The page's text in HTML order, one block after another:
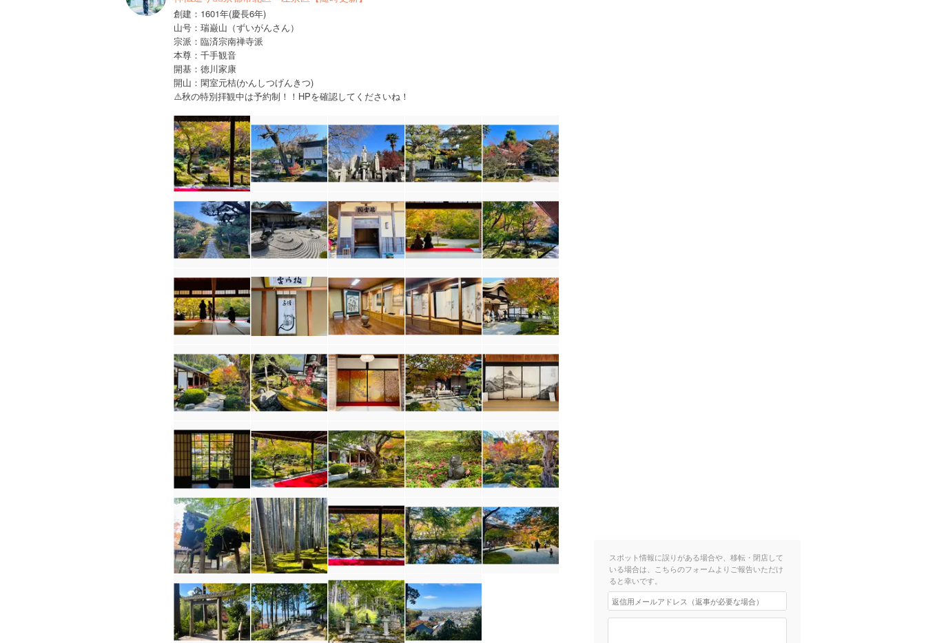
創建：1601年(慶長6年)
山号：瑞巌山（ずいがんさん）
宗派：臨済宗南禅寺派
本尊：千手観音
開基：徳川家康
開山：閑室元桔(かんしつげんきつ)
⚠️秋の特別拝観中は予約制！！HPを確認してくださいね！
スポット情報に誤りがある場合や、移転・閉店して
いる場合は、こちらのフォームよりご報告いただけ
ると幸いです。